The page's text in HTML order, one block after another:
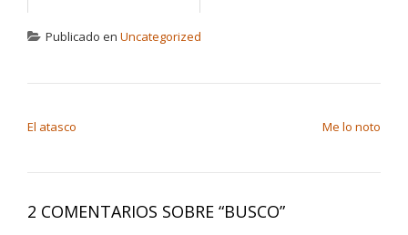
Publicado en Uncategorized
El atasco Me lo noto
2 COMENTARIOS SOBRE “BUSCO”